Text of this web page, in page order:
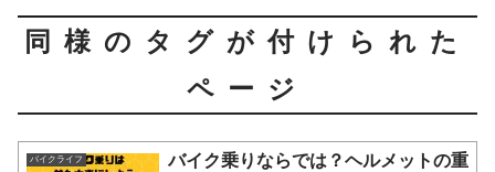
同様のタグが付けられた
ページ
バイクライフ
バイク乗りならでは？ヘルメットの重